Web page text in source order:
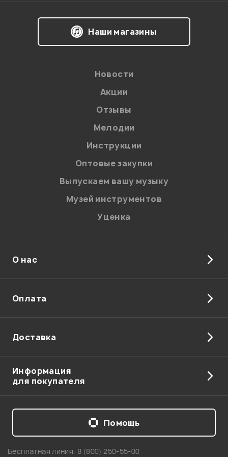
на обработку персональных данных в
Политикой в отношении обработки
персональных данных.
Введите проверочное число:
Отправить
Наши магазины
Новости
Акции
Отзывы
Мелодии
Инструкции
Оптовые закупки
Выпускаем вашу музыку
Музей инструментов
Уценка
О нас
Оплата
Доставка
Информация
для покупателя
Бесплатная линия: 8 (800) 250-55-00
Помощь